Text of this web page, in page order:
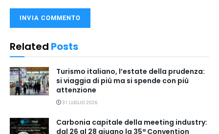
Related Posts
Turismo italiano, l’estate della prudenza:
si viaggia di più ma si spende con più
attenzione
31 LUGLIO 2026
Carbonia capitale della meeting industry:
dal 26 al 28 giugno la 35ª Convention